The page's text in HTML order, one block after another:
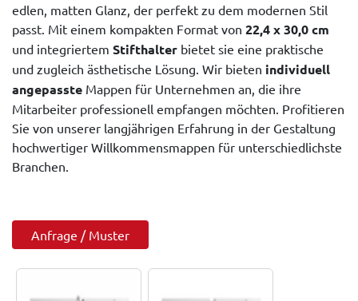
edlen, matten Glanz, der perfekt zu dem modernen Stil
passt. Mit einem kompakten Format von 22,4 x 30,0 cm
und integriertem Stifthalter bietet sie eine praktische
und zugleich ästhetische Lösung. Wir bieten individuell
angepasste Mappen für Unternehmen an, die ihre
Mitarbeiter professionell empfangen möchten. Profitieren
Sie von unserer langjährigen Erfahrung in der Gestaltung
hochwertiger Willkommensmappen für unterschiedlichste
Branchen.
Anfrage / Muster